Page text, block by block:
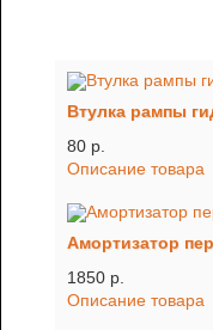
Втулка рампы
80 p.
Описание товара
Амортизатор
1850 p.
Описание товара